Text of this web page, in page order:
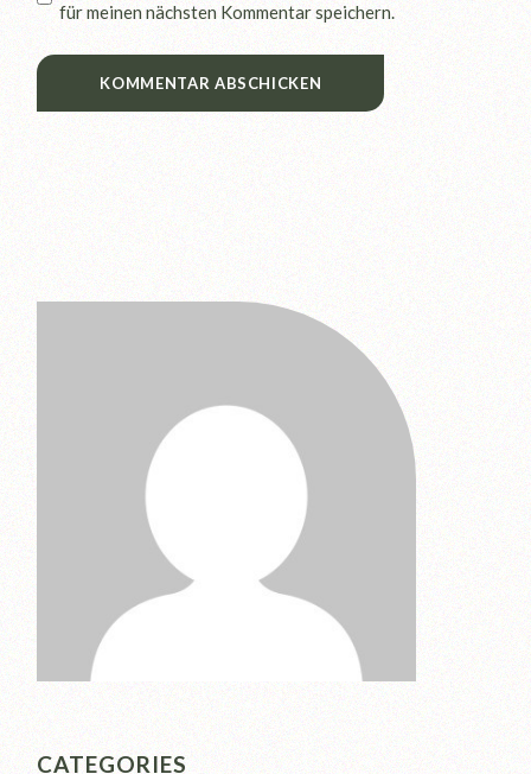
für meinen nächsten Kommentar speichern.
KOMMENTAR ABSCHICKEN
CATEGORIES